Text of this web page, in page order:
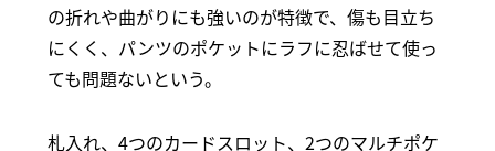
の折れや曲がりにも強いのが特徴で、傷も目立ち
にくく、パンツのポケットにラフに忍ばせて使っ
ても問題ないという。
札入れ、4つのカードスロット、2つのマルチポケ